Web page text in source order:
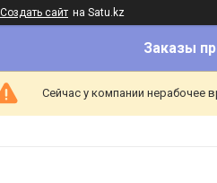
Создать сайт на Satu.kz
Заказы
Сейчас у компании нерабочее